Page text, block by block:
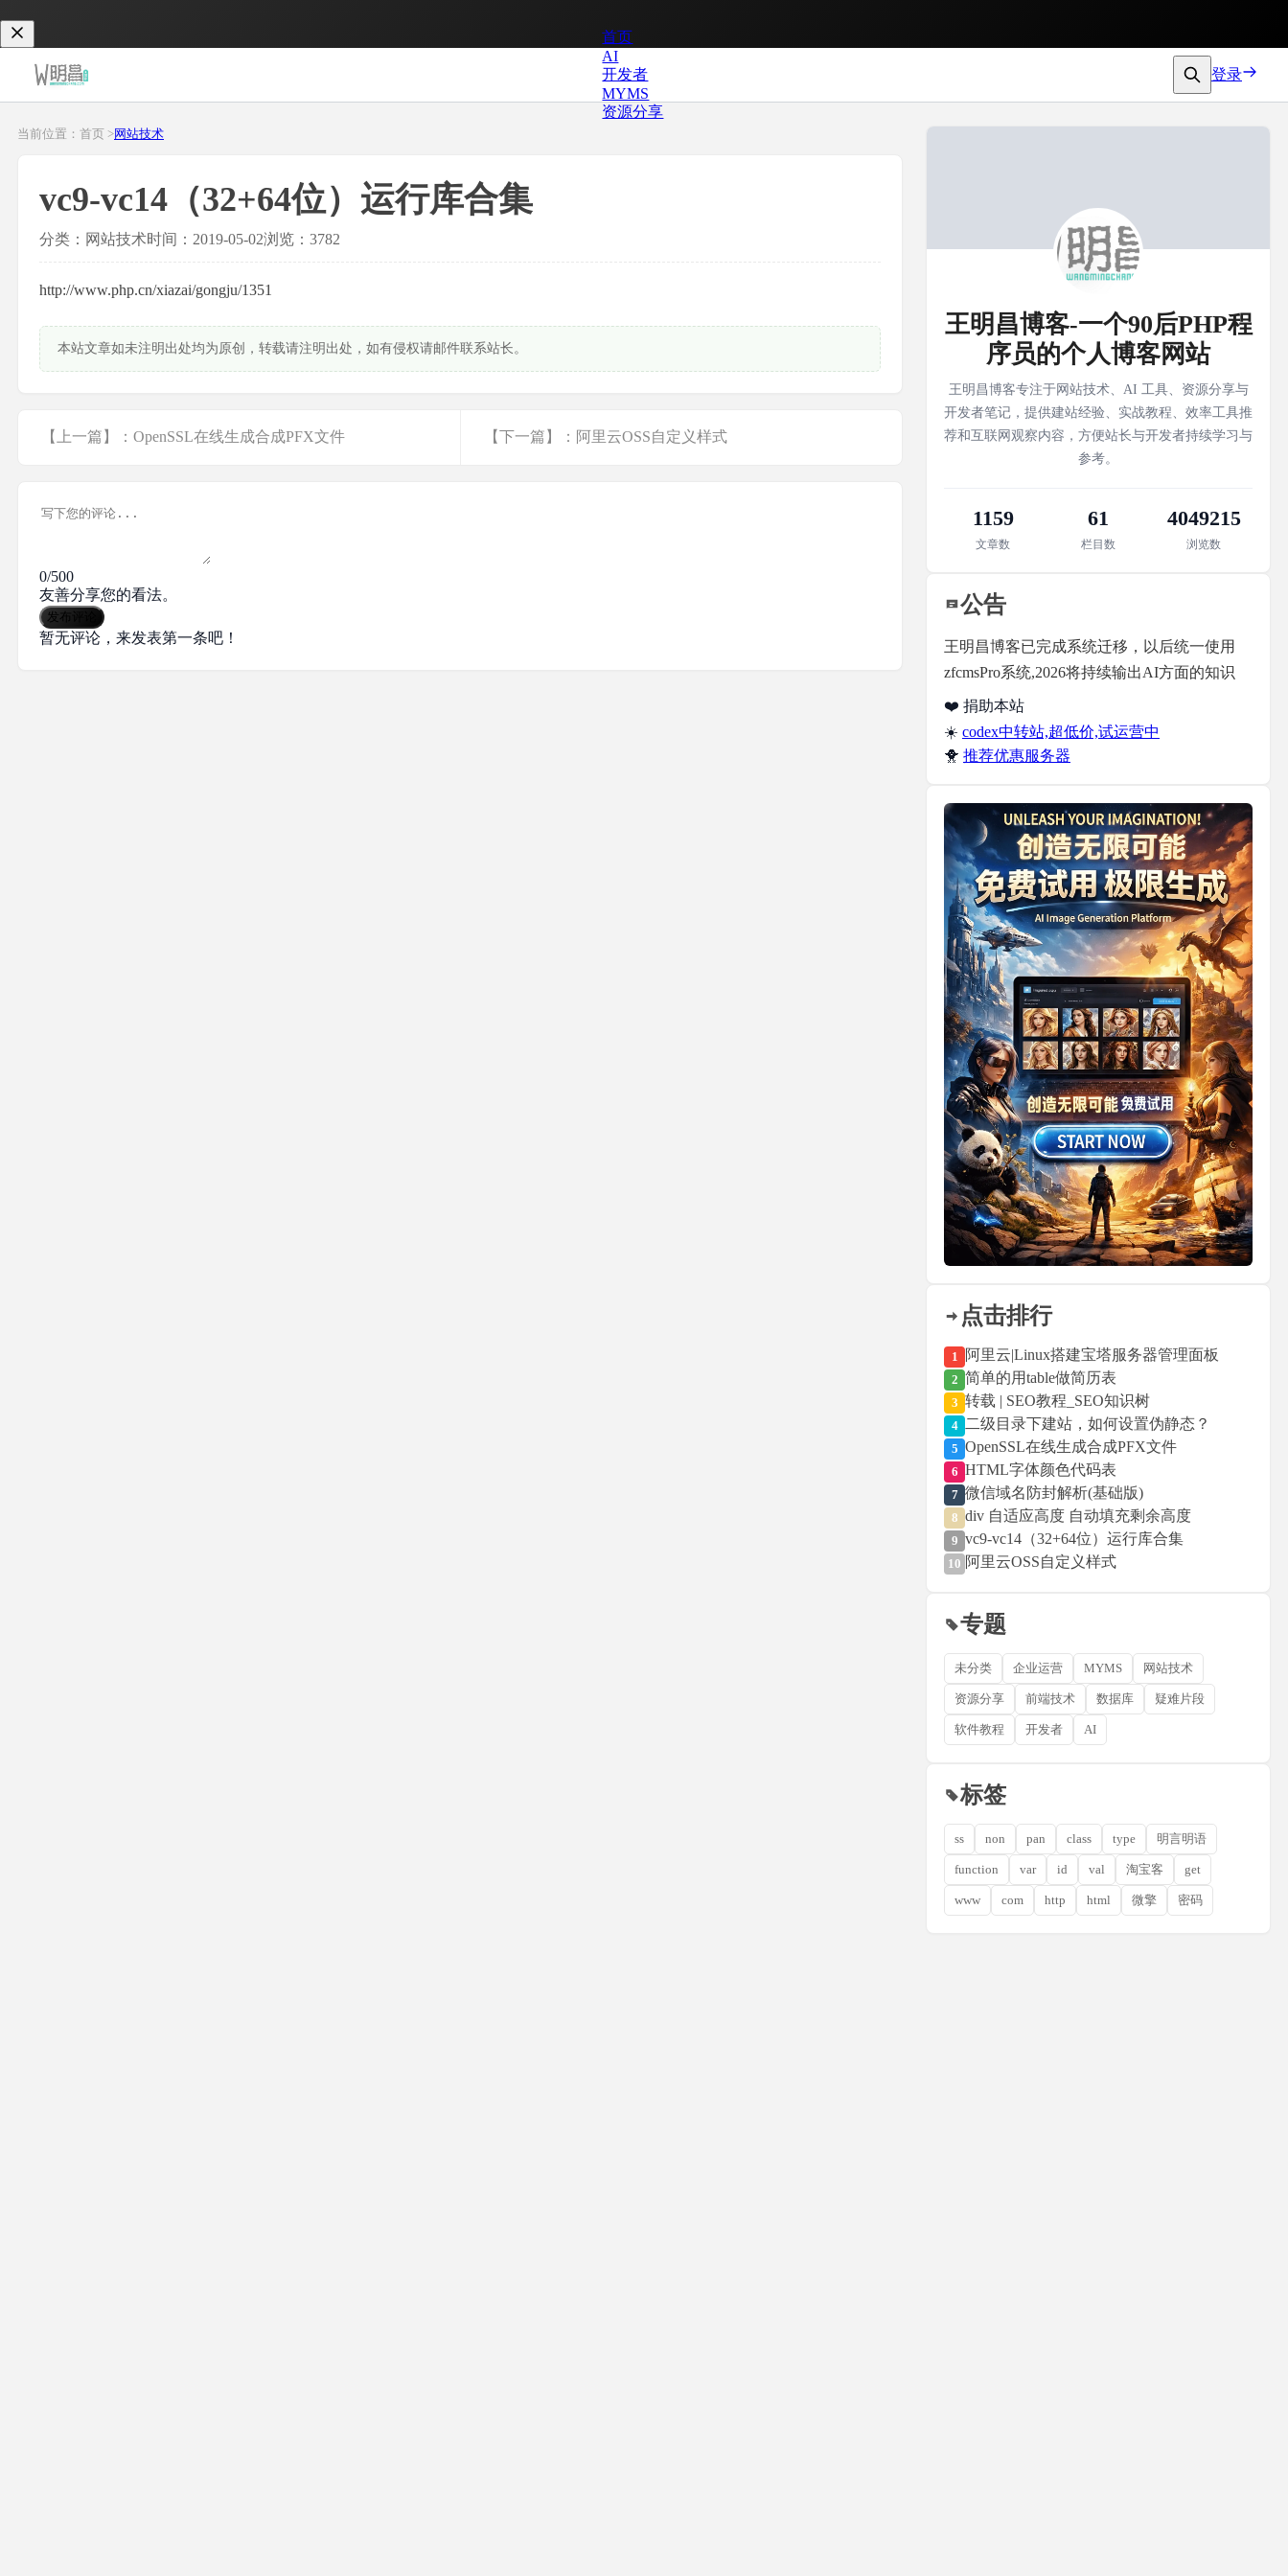
首页
AI
开发者
MYMS
资源分享
登录
当前位置：首页 >网站技术
vc9-vc14（32+64位）运行库合集
分类：网站技术时间：2019-05-02浏览：3782
http://www.php.cn/xiazai/gongju/1351
本站文章如未注明出处均为原创，转载请注明出处，如有侵权请邮件联系站长。
【上一篇】：OpenSSL在线生成合成PFX文件 【下一篇】：阿里云OSS自定义样式
0/500
友善分享您的看法。
发布评论
暂无评论，来发表第一条吧！
王明昌博客-一个90后PHP程
序员的个人博客网站
王明昌博客专注于网站技术、AI 工具、资源分享与
开发者笔记，提供建站经验、实战教程、效率工具推
荐和互联网观察内容，方便站长与开发者持续学习与
参考。
1159
文章数
61
栏目数
4049215
浏览数
公告
王明昌博客已完成系统迁移，以后统一使用
zfcmsPro系统,2026将持续输出AI方面的知识
❤️ 捐助本站
☀️ codex中转站,超低价,试运营中
🐥 推荐优惠服务器
点击排行
1 阿里云|Linux搭建宝塔服务器管理面板
2 简单的用table做简历表
3 转载 | SEO教程_SEO知识树
4 二级目录下建站，如何设置伪静态？
5 OpenSSL在线生成合成PFX文件
6 HTML字体颜色代码表
7 微信域名防封解析(基础版)
8 div 自适应高度 自动填充剩余高度
9 vc9-vc14（32+64位）运行库合集
10 阿里云OSS自定义样式
专题
未分类 企业运营 MYMS 网站技术
资源分享 前端技术 数据库 疑难片段
软件教程 开发者 AI
标签
ss non pan class type 明言明语
function var id val 淘宝客 get
www com http html 微擎 密码